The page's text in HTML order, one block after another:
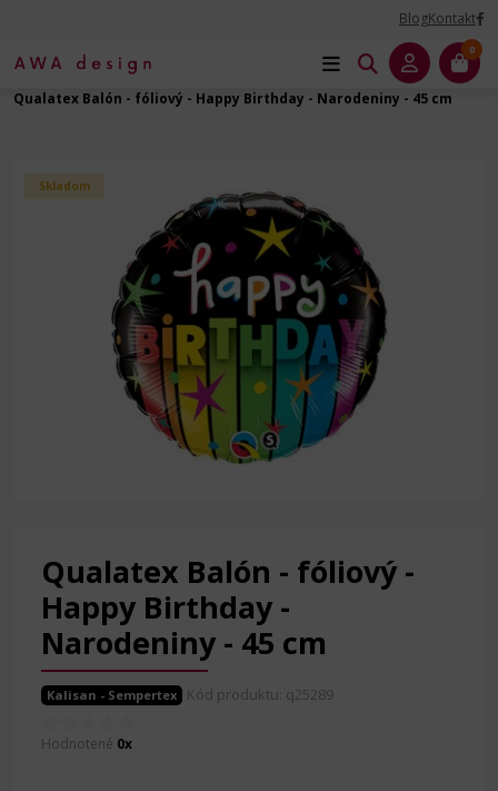
BlogKontakt
0
Balóny na Párty
Qualatex Balón - fóliový - Happy Birthday - Narodeniny - 45 cm
Skladom
Qualatex Balón - fóliový -
Happy Birthday -
Narodeniny - 45 cm
Kalisan - Sempertex Kód produktu: q25289
Hodnotené 0x